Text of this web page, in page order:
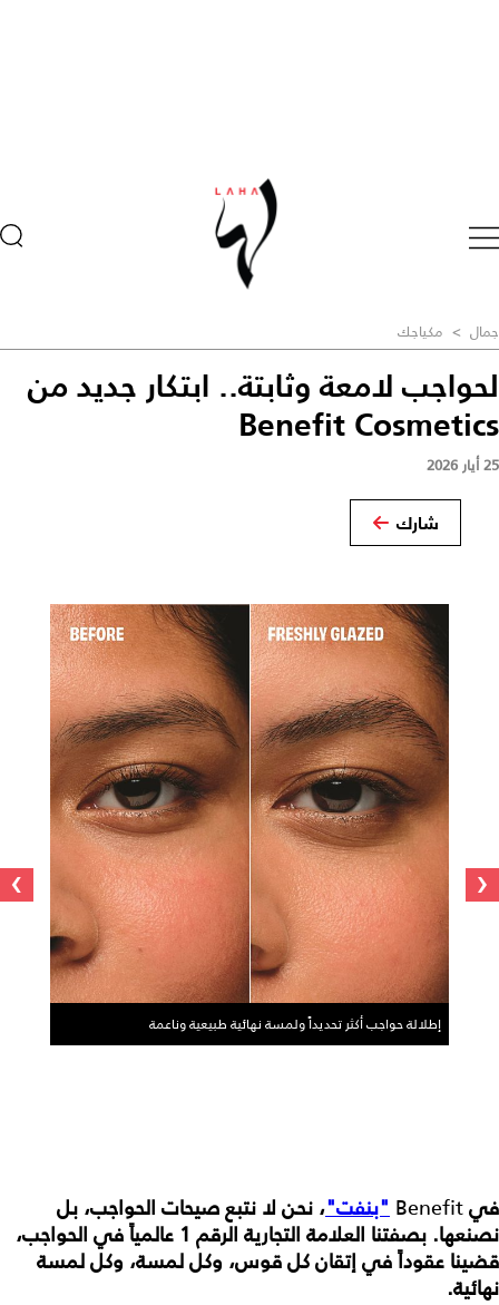
جمال > مكياجك
لحواجب لامعة وثابتة.. ابتكار جديد من
Benefit Cosmetics
25 أيار 2026
شارك
إطلالة حواجب أكثر تحديداً ولمسة نهائية طبيعية وناعمة
‹
›
فيBenefit "بنفت"، نحن لا نتبع صيحات الحواجب، بل
نصنعها. بصفتنا العلامة التجارية الرقم 1 عالمياً في الحواجب،
قضينا عقوداً في إتقان كل قوس، وكل لمسة، وكل لمسة
نهائية.